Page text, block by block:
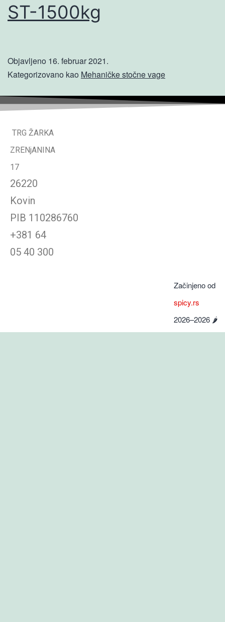
ST-1500kg
Objavljeno 16. februar 2021.
Kategorizovano kao Mehaničke stočne vage
TRG ŽARKA
ZRENjANINA
17
26220
Kovin
PIB 110286760
+381 64
05 40 300
Začinjeno od
spicy.rs
2026–2026 🌶